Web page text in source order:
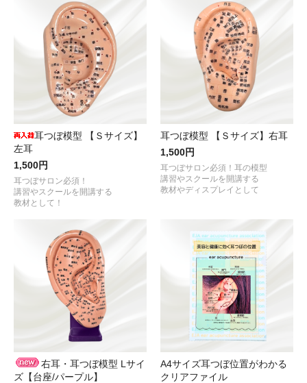
耳つぼ模型 【Ｓサイズ】
左耳
1,500円
耳つぼサロン必須！
講習やスクールを開講する
教材として！
耳つぼ模型 【Ｓサイズ】右耳
1,500円
耳つぼサロン必須！耳の模型
講習やスクールを開講する
教材やディスプレイとして
右耳・耳つぼ模型 Lサイ
ズ【台座/パープル】
A4サイズ耳つぼ位置がわかる
クリアファイル